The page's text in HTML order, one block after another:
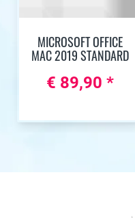
MICROSOFT OFFICE
MAC 2019 STANDARD
€ 89,90 *